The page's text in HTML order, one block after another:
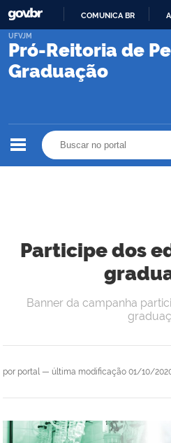
COMUNICA BR
Pró-Reitoria de
Graduação
UFVJM
Participe dos
por portal— última modificação 01/10/
Banner da campanha